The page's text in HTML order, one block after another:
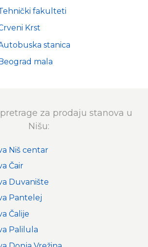
fakulteti
Krst
stanica
mala
za prodaju stanova u
Nišu:
Niš centar
Čair
Duvanište
Pantelej
Čalije
Palilula